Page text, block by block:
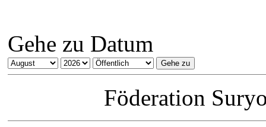
Gehe zu Datum
Föderation